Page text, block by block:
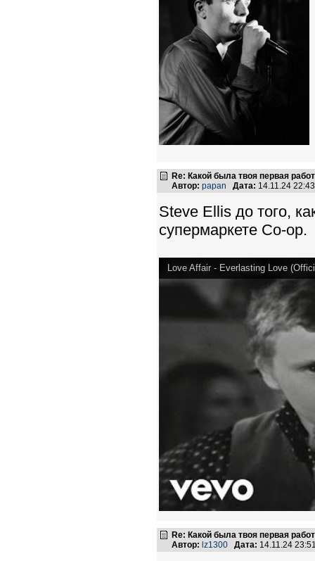
Re: Какой была твоя первая
Автор: papan Дата: 14.11.24
Steve Ellis до того,
супермаркете Co-op.
Love Affair - Everlasting Love
Re: Какой была твоя первая
Автор: lz1300 Дата: 14.11.24